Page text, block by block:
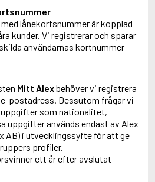
lånekortsnummer är kopplad
kunder. Vi registrerar och sparar
användarnas kortnummer
Mitt Alexbehöver vi registrera
postadress. Dessutom frågar vi
som nationalitet,
uppgifter används endast av Alex
AB) i utvecklingssyfte för att ge
profiler.
ett år efter avslutat